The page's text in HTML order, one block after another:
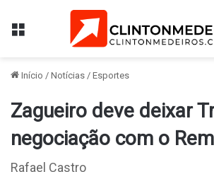
Menu
Início / Notícias / Esportes
Zagueiro deve deixar
negociação com o
Rafael Castro